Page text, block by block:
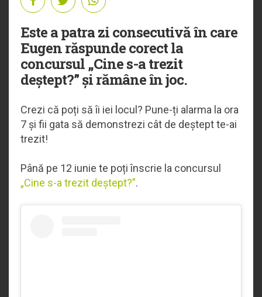
Este a patra zi consecutivă în care
Eugen răspunde corect la
concursul „Cine s-a trezit
deștept?” și rămâne în joc.
Crezi că poți să îi iei locul? Pune-ți alarma la ora
7 și fii gata să demonstrezi cât de deștept te-ai
trezit!
Până pe 12 iunie te poți înscrie la concursul
„Cine s-a trezit deștept?”.